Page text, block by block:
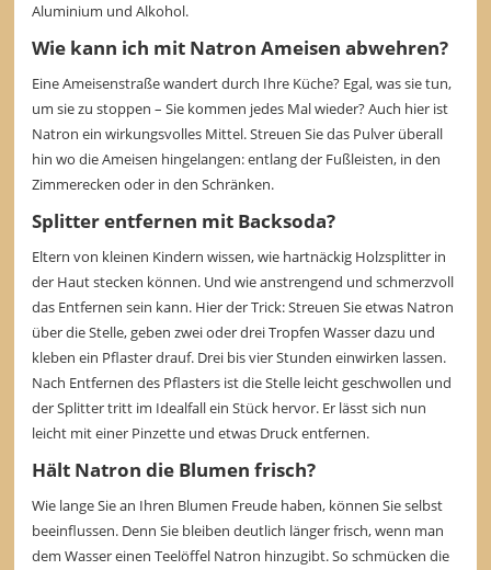
Aluminium und Alkohol.
Wie kann ich mit Natron Ameisen abwehren?
Eine Ameisenstraße wandert durch Ihre Küche? Egal, was sie tun,
um sie zu stoppen – Sie kommen jedes Mal wieder? Auch hier ist
Natron ein wirkungsvolles Mittel. Streuen Sie das Pulver überall
hin wo die Ameisen hingelangen: entlang der Fußleisten, in den
Zimmerecken oder in den Schränken.
Splitter entfernen mit Backsoda?
Eltern von kleinen Kindern wissen, wie hartnäckig Holzsplitter in
der Haut stecken können. Und wie anstrengend und schmerzvoll
das Entfernen sein kann. Hier der Trick: Streuen Sie etwas Natron
über die Stelle, geben zwei oder drei Tropfen Wasser dazu und
kleben ein Pflaster drauf. Drei bis vier Stunden einwirken lassen.
Nach Entfernen des Pflasters ist die Stelle leicht geschwollen und
der Splitter tritt im Idealfall ein Stück hervor. Er lässt sich nun
leicht mit einer Pinzette und etwas Druck entfernen.
Hält Natron die Blumen frisch?
Wie lange Sie an Ihren Blumen Freude haben, können Sie selbst
beeinflussen. Denn Sie bleiben deutlich länger frisch, wenn man
dem Wasser einen Teelöffel Natron hinzugibt. So schmücken die